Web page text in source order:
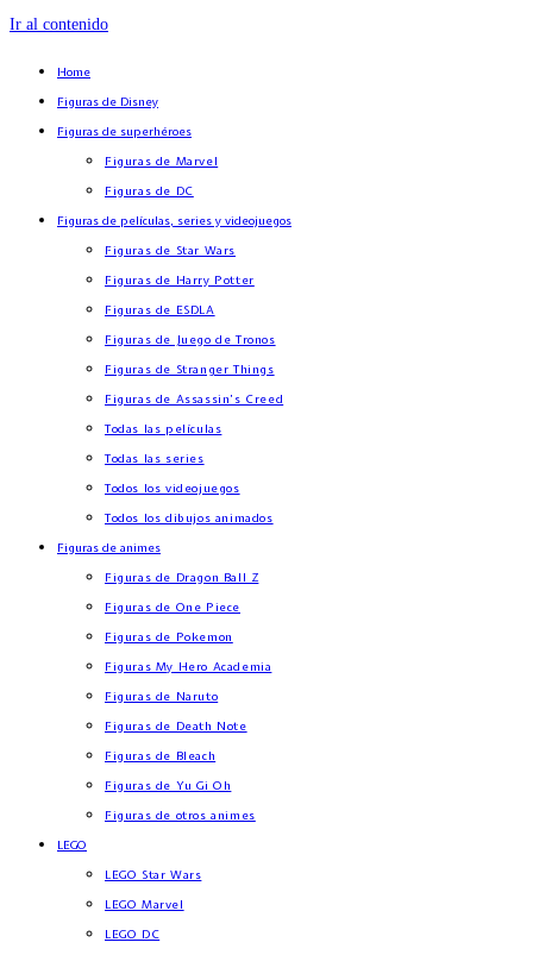
Ir al contenido
Home
Figuras de Disney
Figuras de superhéroes
Figuras de Marvel
Figuras de DC
Figuras de películas, series y videojuegos
Figuras de Star Wars
Figuras de Harry Potter
Figuras de ESDLA
Figuras de Juego de Tronos
Figuras de Stranger Things
Figuras de Assassin’s Creed
Todas las películas
Todas las series
Todos los videojuegos
Todos los dibujos animados
Figuras de animes
Figuras de Dragon Ball Z
Figuras de One Piece
Figuras de Pokemon
Figuras My Hero Academia
Figuras de Naruto
Figuras de Death Note
Figuras de Bleach
Figuras de Yu Gi Oh
Figuras de otros animes
LEGO
LEGO Star Wars
LEGO Marvel
LEGO DC